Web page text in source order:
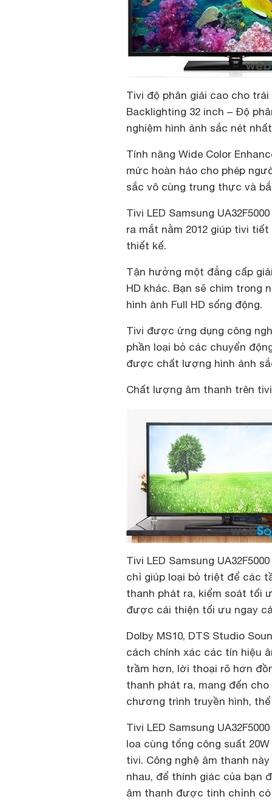
Tivi độ phân giải cao cho
Backlighting 32 inch – Độ
nghiệm hình ảnh sắc nét
Tính năng Wide Color
mức hoàn hảo cho phép
sắc vô cùng trung thực và
Tivi LED Samsung
ra mắt nằm 2012 giúp tivi
thiết kế.
Tận hưởng một đẳng cấp
HD khác. Bạn sẽ chìm
hình ảnh Full HD sống động.
Tivi được ứng dụng công
phần loại bỏ các chuyển
được chất lượng hình ảnh
Chất lượng âm thanh trên tivi
Tivi LED Samsung
chỉ giúp loại bỏ triệt để các
thanh phát ra, kiểm soát tối
được cải thiện tối ưu ngay
Dolby MS10, DTS Studio
cách chính xác các tín hiệu
trầm hơn, lời thoại rõ hơn
thanh phát ra, mang đến
chương trình truyền hình,
Tivi LED Samsung
loa cùng tổng công suất
tivi. Công nghệ âm thanh
nhau, để thính giác của bạn
âm thanh được tinh chỉnh